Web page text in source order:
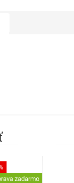
zadarmo